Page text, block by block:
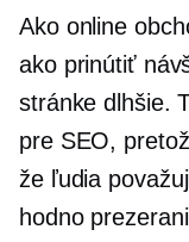
Ako online
ako prinútiť
stránke dlhšie.
pre SEO,
že ľudia
hodno